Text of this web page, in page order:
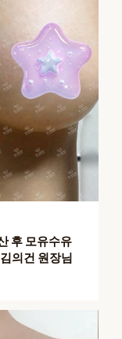
후 모유수유
의건 원장님